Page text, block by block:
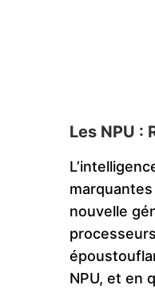
Les NPU :
nouvelle
NPU, et en